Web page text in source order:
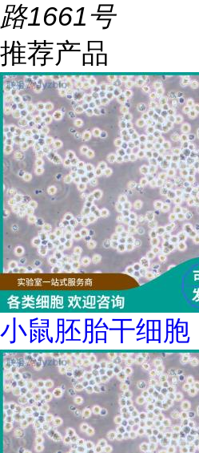
路1661号
推荐产品
小鼠胚胎干细胞